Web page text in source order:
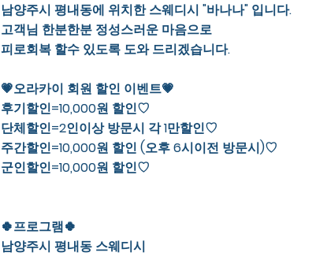
남양주시 평내동에 위치한 스웨디시 "바나나" 입니다.
고객님 한분한분 정성스러운 마음으로
피로회복 할수 있도록 도와 드리겠습니다.
💗오라카이 회원 할인 이벤트💗
후기할인=10,000원 할인♡
단체할인=2인이상 방문시 각 1만할인♡
주간할인=10,000원 할인 (오후 6시이전 방문시)♡
군인할인=10,000원 할인♡
🍀프로그램🍀
남양주시 평내동 스웨디시